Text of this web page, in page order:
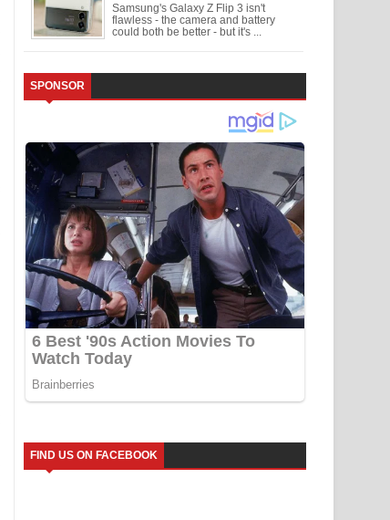
Samsung's Galaxy Z Flip 3 isn't
flawless - the camera and battery
could both be better - but it's ...
SPONSOR
FIND US ON FACEBOOK